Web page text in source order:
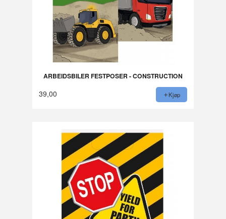
ARBEIDSBILER FESTPOSER - CONSTRUCTION
39,00 Kjøp